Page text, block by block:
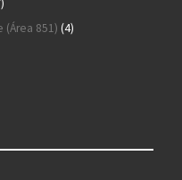
851) 44 produtos